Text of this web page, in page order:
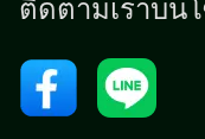
ติดตามเราบน